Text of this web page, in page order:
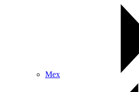
Мех